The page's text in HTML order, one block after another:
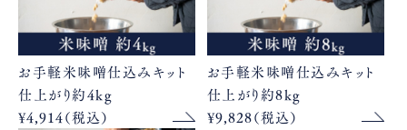
お手軽米味噌仕込みキット
仕上がり約4kg
¥4,914（税込）
お手軽米味噌仕込みキット
仕上がり約8kg
¥9,828（税込）